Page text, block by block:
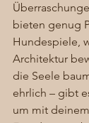
bieten genug
Hundespiele,
Architektur
die Seele
ehrlich – gibt
um mit